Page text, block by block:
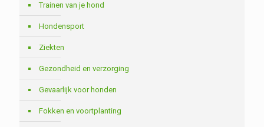
Trainen van je hond
Hondensport
Ziekten
Gezondheid en verzorging
Gevaarlijk voor honden
Fokken en voortplanting